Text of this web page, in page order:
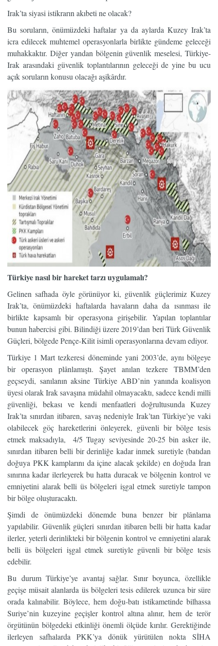
Irak’ta siyasi istikrarın akıbeti ne olacak?
Bu soruların, önümüzdeki haftalar ya da aylarda Kuzey Irak’ta
icra edilecek muhtemel operasyonlarla birlikte gündeme geleceği
muhakkaktır. Diğer yandan bölgenin güvenlik meselesi, Türkiye-
Irak arasındaki güvenlik toplantılarının geleceği de yine bu ucu
açık soruların konusu olacağı aşikârdır.
Türkiye nasıl bir hareket tarzı uygulamalı?
Gelinen safhada öyle görünüyor ki, güvenlik güçlerimiz Kuzey
Irak’ta, önümüzdeki haftalarda havaların daha da ısınması ile
birlikte kapsamlı bir operasyona girişebilir. Yapılan toplantılar
bunun habercisi gibi. Bilindiği üzere 2019’dan beri Türk Güvenlik
Güçleri, bölgede Pençe-Kilit isimli operasyonlarına devam ediyor.
Türkiye 1 Mart tezkeresi döneminde yani 2003’de, aynı bölgeye
bir operasyon plânlamıştı. Şayet anılan tezkere TBMM’den
geçseydi, sanılanın aksine Türkiye ABD’nin yanında koalisyon
üyesi olarak Irak savaşına müdahil olmayacaktı, sadece kendi milli
güvenliği, bekası ve kendi menfaatleri doğrultusunda Kuzey
Irak’ta sınırdan itibaren, savaş nedeniyle Irak’tan Türkiye’ye vaki
olabilecek göç hareketlerini önleyerek, güvenli bir bölge tesis
etmek maksadıyla, 4/5 Tugay seviyesinde 20-25 bin asker ile,
sınırdan itibaren belli bir derinliğe kadar inmek suretiyle (batıdan
doğuya PKK kamplarını da içine alacak şekilde) en doğuda İran
sınırına kadar ilerleyerek bu hatta duracak ve bölgenin kontrol ve
emniyetini alarak belli üs bölgeleri işgal etmek suretiyle tampon
bir bölge oluşturacaktı.
Şimdi de önümüzdeki dönemde buna benzer bir plânlama
yapılabilir. Güvenlik güçleri sınırdan itibaren belli bir hatta kadar
ilerler, yeterli derinlikteki bir bölgenin kontrol ve emniyetini alarak
belli üs bölgeleri işgal etmek suretiyle güvenli bir bölge tesis
edebilir.
Bu durum Türkiye’ye avantaj sağlar. Sınır boyunca, özellikle
geçişe müsait alanlarda üs bölgeleri tesis edilerek uzunca bir süre
orada kalınabilir. Böylece, hem doğu-batı istikametinde bilhassa
Suriye’nin kuzeyine geçişler kontrol altına alınır, hem de terör
örgütünün bölgedeki etkinliği önemli ölçüde kırılır. Gerektiğinde
ilerleyen safhalarda PKK’ya dönük yürütülen nokta SİHA